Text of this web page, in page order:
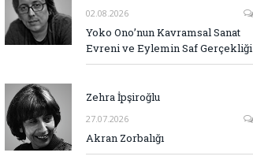
02.08.2026
Yoko Ono’nun Kavramsal Sanat
Evreni ve Eylemin Saf Gerçekliği
Zehra İpşiroğlu
27.07.2026
Akran Zorbalığı